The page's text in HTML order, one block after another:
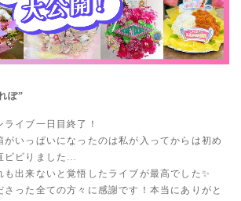
ぽ”
イブ一日目終了！
がいっぱいになったのは私が入ってからは初め
ビビりました…
出来ないと覚悟したライブが最高でした✨
った全ての方々に感謝です！本当にありがと